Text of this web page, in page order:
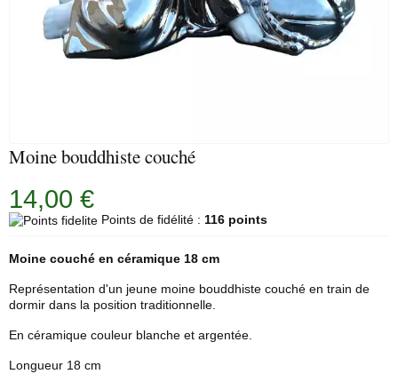
Moine bouddhiste couché
14,00 €
Points de fidélité : 116 points
Moine couché en céramique 18 cm
Représentation d'un jeune moine bouddhiste couché en train de
dormir dans la position traditionnelle.
En céramique couleur blanche et argentée.
Longueur 18 cm